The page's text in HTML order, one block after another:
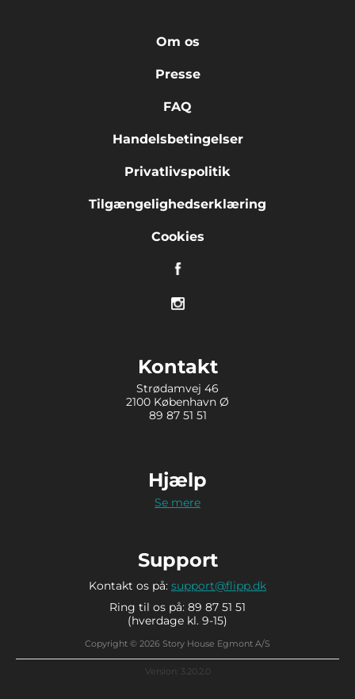
Om os
Presse
FAQ
Handelsbetingelser
Privatlivspolitik
Tilgængelighedserklæring
Cookies
Kontakt
Strødamvej 46
2100 København Ø
89 87 51 51
Hjælp
Se mere
Support
Kontakt os på: support@flipp.dk
Ring til os på: 89 87 51 51
(hverdage kl. 9-15)
Copyright © 2026 Story House Egmont A/S
Version: 3.20.2.0